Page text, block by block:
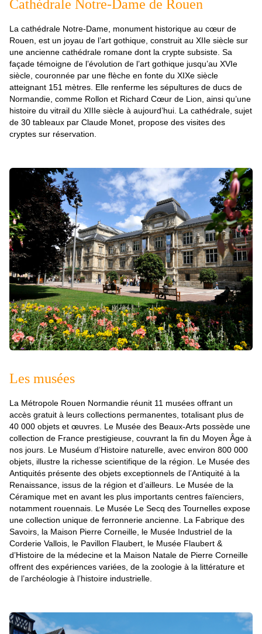
Cathédrale Notre-Dame de Rouen
La cathédrale Notre-Dame, monument historique au cœur de
Rouen, est un joyau de l’art gothique, construit au XIIe siècle sur
une ancienne cathédrale romane dont la crypte subsiste. Sa
façade témoigne de l’évolution de l’art gothique jusqu’au XVIe
siècle, couronnée par une flèche en fonte du XIXe siècle
atteignant 151 mètres. Elle renferme les sépultures de ducs de
Normandie, comme Rollon et Richard Cœur de Lion, ainsi qu’une
histoire du vitrail du XIIIe siècle à aujourd’hui. La cathédrale, sujet
de 30 tableaux par Claude Monet, propose des visites des
cryptes sur réservation.
Les musées
La Métropole Rouen Normandie réunit 11 musées offrant un
accès gratuit à leurs collections permanentes, totalisant plus de
40 000 objets et œuvres. Le Musée des Beaux-Arts possède une
collection de France prestigieuse, couvrant la fin du Moyen Âge à
nos jours. Le Muséum d’Histoire naturelle, avec environ 800 000
objets, illustre la richesse scientifique de la région. Le Musée des
Antiquités présente des objets exceptionnels de l’Antiquité à la
Renaissance, issus de la région et d’ailleurs. Le Musée de la
Céramique met en avant les plus importants centres faïenciers,
notamment rouennais. Le Musée Le Secq des Tournelles expose
une collection unique de ferronnerie ancienne. La Fabrique des
Savoirs, la Maison Pierre Corneille, le Musée Industriel de la
Corderie Vallois, le Pavillon Flaubert, le Musée Flaubert &
d’Histoire de la médecine et la Maison Natale de Pierre Corneille
offrent des expériences variées, de la zoologie à la littérature et
de l’archéologie à l’histoire industrielle.